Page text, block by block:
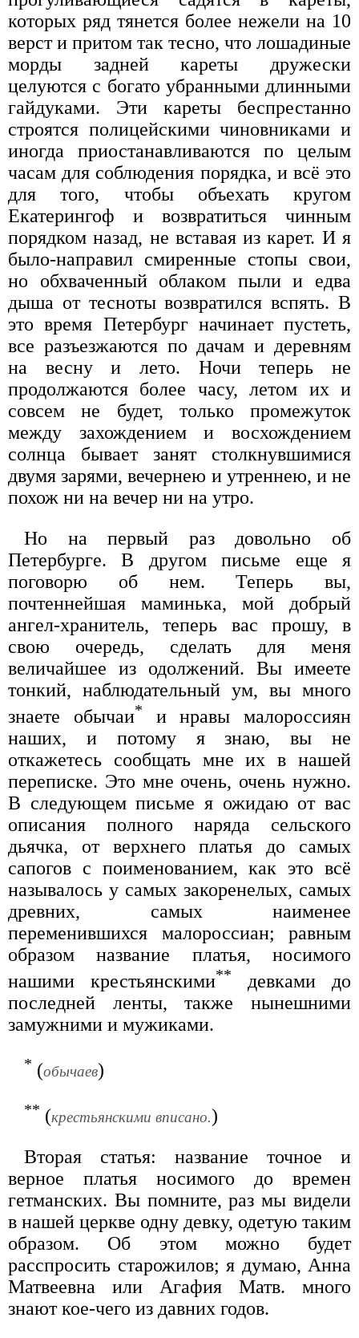
которых ряд тянется более нежели на 10
верст и притом так тесно, что лошадиные
морды задней кареты дружески
целуются с богато убранными длинными
гайдуками. Эти кареты беспрестанно
строятся полицейскими чиновниками и
иногда приостанавливаются по целым
часам для соблюдения порядка, и всё это
для того, чтобы объехать кругом
Екатерингоф и возвратиться чинным
порядком назад, не вставая из карет. И я
было-направил смиренные стопы свои,
но обхваченный облаком пыли и едва
дыша от тесноты возвратился вспять. В
это время Петербург начинает пустеть,
все разъезжаются по дачам и деревням
на весну и лето. Ночи теперь не
продолжаются более часу, летом их и
совсем не будет, только промежуток
между захождением и восхождением
солнца бывает занят столкнувшимися
двумя зарями, вечернею и утреннею, и не
похож ни на вечер ни на утро.
Но на первый раз довольно об
Петербурге. В другом письме еще я
поговорю об нем. Теперь вы,
почтеннейшая маминька, мой добрый
ангел-хранитель, теперь вас прошу, в
свою очередь, сделать для меня
величайшее из одолжений. Вы имеете
тонкий, наблюдательный ум, вы много
знаете обычаи*
и нравы малороссиян
наших, и потому я знаю, вы не
откажетесь сообщать мне их в нашей
переписке. Это мне очень, очень нужно.
В следующем письме я ожидаю от вас
описания полного наряда сельского
дьячка, от верхнего платья до самых
сапогов с поименованием, как это всё
называлось у самых закоренелых, самых
древних, самых наименее
переменившихся малороссиан; равным
образом название платья, носимого
нашими крестьянскими**
девками до
последней ленты, также нынешними
замужними и мужиками.
* (обычаев)
** (крестьянскими вписано.)
Вторая статья: название точное и
верное платья носимого до времен
гетманских. Вы помните, раз мы видели
в нашей церкве одну девку, одетую таким
образом. Об этом можно будет
расспросить старожилов; я думаю, Анна
Матвеевна или Агафия Матв. много
знают кое-чего из давних годов.